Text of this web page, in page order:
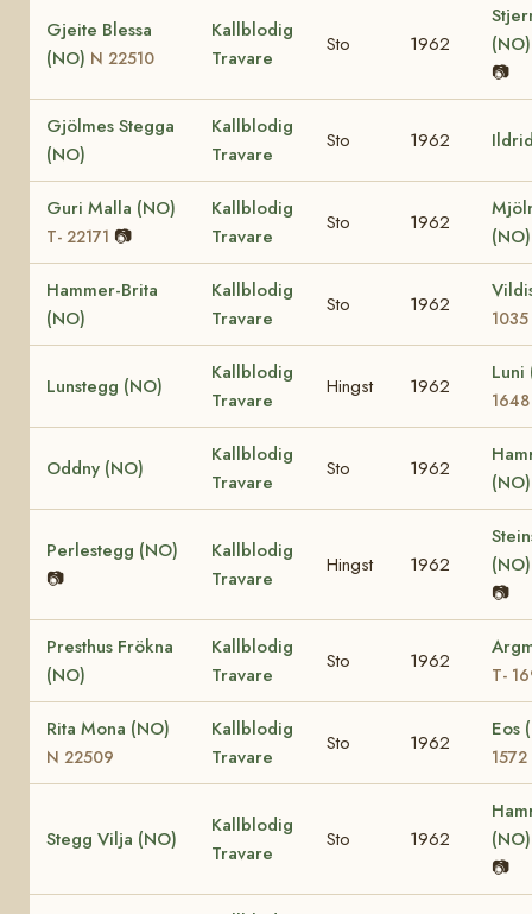
Gjeite Blessa
(NO) N 22510
Kallblodig
Travare
Sto 1962
📷
Gjölmes Stegga
(NO)
Kallblodig
Travare
Sto 1962
Guri Malla (NO)
T- 22171 📷
Kallblodig
Travare
Sto 1962
Hammer-Brita
(NO)
Kallblodig
Travare
Sto 1962
1035
Lunstegg (NO)
Kallblodig
Travare
Hingst 1962
1648
Oddny (NO)
Kallblodig
Travare
Sto 1962
Perlestegg (NO)
📷
Kallblodig
Travare
Hingst 1962
📷
Presthus Frökna
(NO)
Kallblodig
Travare
Sto 1962
T-
Rita Mona (NO)
N 22509
Kallblodig
Travare
Sto 1962
Eos
1572
Stegg Vilja (NO)
Kallblodig
Travare
Sto 1962
📷